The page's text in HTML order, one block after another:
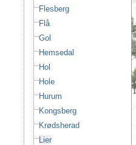
Flesberg
Flå
Gol
Hemsedal
Hol
Hole
Hurum
Kongsberg
Krødsherad
Lier